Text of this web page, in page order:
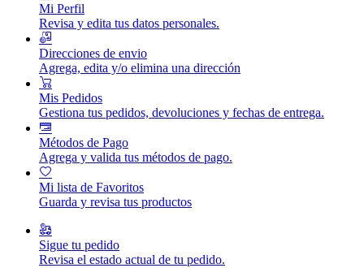
Mi Perfil
Revisa y edita tus datos personales.
Direcciones de envio
Agrega, edita y/o elimina una dirección
Mis Pedidos
Gestiona tus pedidos, devoluciones y fechas de entrega.
Métodos de Pago
Agrega y valida tus métodos de pago.
Mi lista de Favoritos
Guarda y revisa tus productos
Sigue tu pedido
Revisa el estado actual de tu pedido.